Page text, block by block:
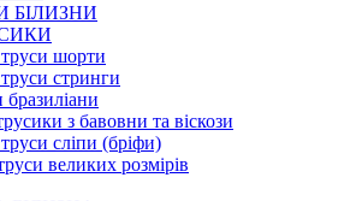
БІЛИЗНИ
шорти
стринги
з бавовни та віскози
сліпи (бріфи)
великих розмірів